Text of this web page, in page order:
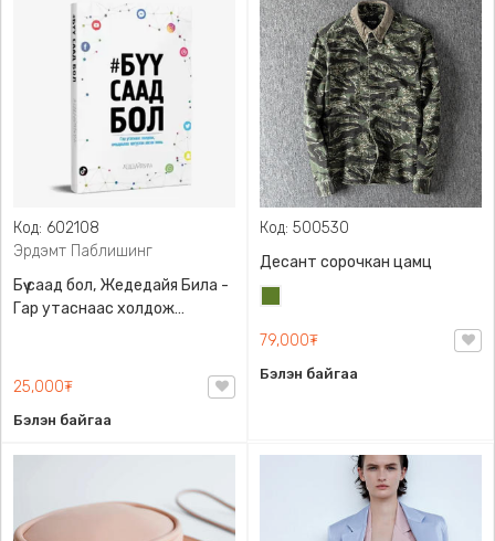
Код: 602108
Эрдэмт Паблишинг
Бүү саад бол, Жедедайя Била -
Гар утаснаас холдож
9789919235192
25,000₮
Бэлэн байгаа
Код: 500530
Десант сорочкан цамц
79,000₮
Бэлэн байгаа